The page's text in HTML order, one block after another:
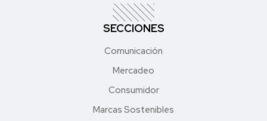
SECCIONES
Comunicación
Mercadeo
Consumidor
Marcas Sostenibles